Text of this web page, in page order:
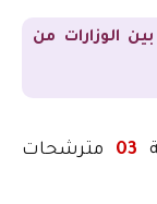
الوزارات من
03
مترشحات